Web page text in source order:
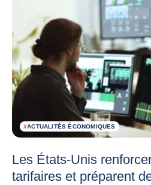
#ACTUALITÉS ÉCONOMIQUES
Les États-Unis
tarifaires et préparent